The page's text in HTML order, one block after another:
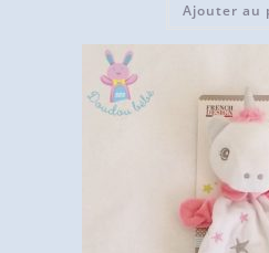
Ajouter au